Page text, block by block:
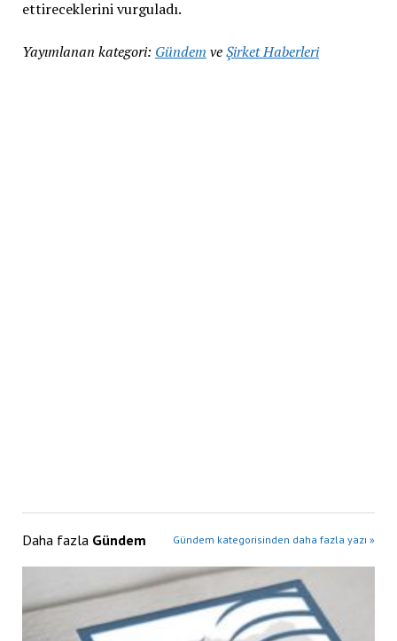
ettireceklerini vurguladı.
Yayımlanan kategori: Gündem veŞirket Haberleri
Daha fazla Gündem Gündem kategorisinden daha fazla yazı »